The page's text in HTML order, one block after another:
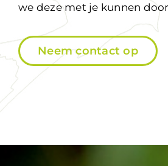
we deze met je kunnen
Neem contact op